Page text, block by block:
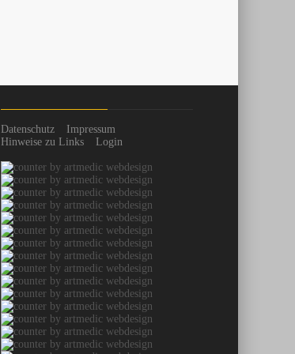
Datenschutz
Impressum
Hinweise zu Links
Login